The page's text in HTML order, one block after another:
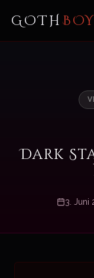
GOTH BOY
Dark
3. Juni